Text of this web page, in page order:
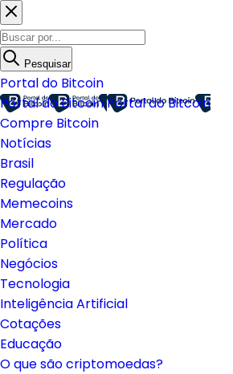
Pesquisar
Portal do Bitcoin
Portal do BitcoinPortal do Bitcoin
Compre Bitcoin
Notícias
Brasil
Regulação
Memecoins
Mercado
Política
Negócios
Tecnologia
Inteligência Artificial
Cotações
Educação
O que são criptomoedas?